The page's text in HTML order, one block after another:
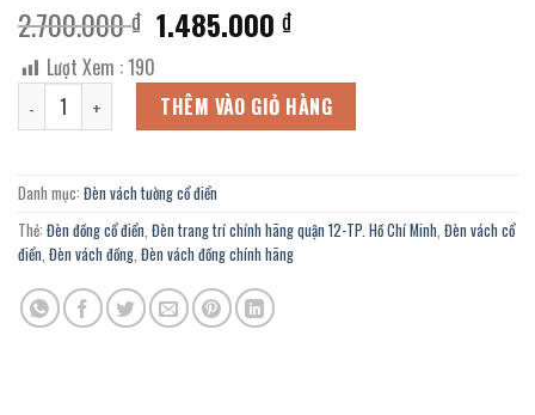
2.700.000₫ Giá
gốc
là:
2.700.000 ₫.
1.485.000₫Giá
tại
là:
1.485.000 ₫.
Lượt Xem :190
Đèn vách tường đồng ĐV-7006/1 chính hãng trang trí phòng
THÊM VÀO GIỎ HÀNG
Danh mục: Đèn vách tường cổ điển
Thẻ: Đèn đồng cổ điển, Đèn trang trí chính hãng quận 12-TP. Hồ Chí Minh, Đèn vách cổ
điển, Đèn vách đồng, Đèn vách đồng chính hãng